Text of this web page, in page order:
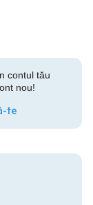
contul tău
nou!
te